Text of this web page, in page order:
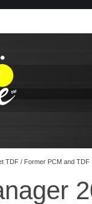
TDF / Former PCM and TDF